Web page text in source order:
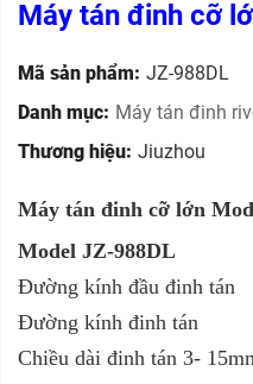
Máy tán đinh cỡ
Mã sản phẩm: JZ-988DL
Danh mục: Máy tán đinh
Thương hiệu: Jiuzhou
Máy tán đinh cỡ lớn
Model JZ-988DL
Đường kính đầu đinh tán
Đường kính đinh tán
Chiều dài đinh tán 3-